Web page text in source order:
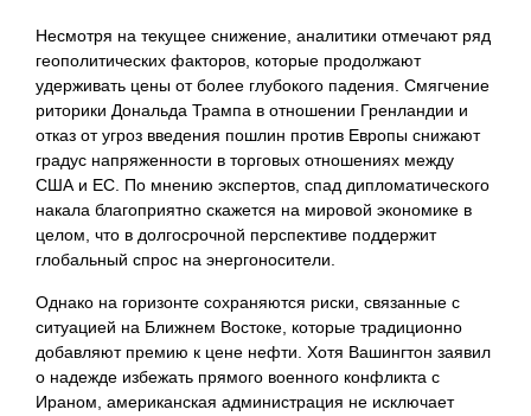
Несмотря на текущее снижение, аналитики отмечают ряд
геополитических факторов, которые продолжают
удерживать цены от более глубокого падения. Смягчение
риторики Дональда Трампа в отношении Гренландии и
отказ от угроз введения пошлин против Европы снижают
градус напряженности в торговых отношениях между
США и ЕС. По мнению экспертов, спад дипломатического
накала благоприятно скажется на мировой экономике в
целом, что в долгосрочной перспективе поддержит
глобальный спрос на энергоносители.
Однако на горизонте сохраняются риски, связанные с
ситуацией на Ближнем Востоке, которые традиционно
добавляют премию к цене нефти. Хотя Вашингтон заявил
о надежде избежать прямого военного конфликта с
Ираном, американская администрация не исключает